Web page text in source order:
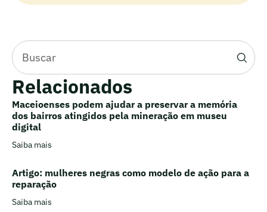
Relacionados
Maceioenses podem ajudar a preservar a memória
dos bairros atingidos pela mineração em museu
digital
Saiba mais
Artigo: mulheres negras como modelo de ação para a
reparação
Saiba mais